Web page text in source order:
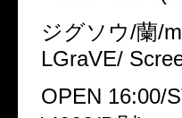
ジグソウ/蘭/
LGraVE/
OPEN 16:00/